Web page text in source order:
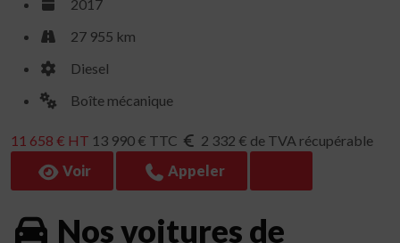
2017
27 955 km
Diesel
Boîte mécanique
11 658 € HT 13 990 € TTC
2 332 € de TVA récupérable
Voir
Appeler
Nos voitures de